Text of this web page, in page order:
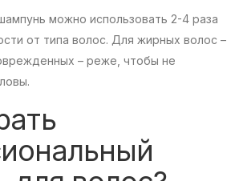
можно использовать 2-4 раза
от типа волос. Для жирных волос –
– реже, чтобы не